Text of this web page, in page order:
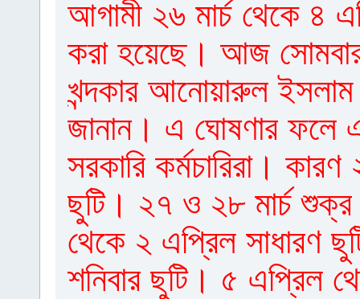
আগামী ২৬ মার্চ থেকে ৪
করা হয়েছে। আজ সোমবার
খন্দকার আনোয়ারুল
জানান। এ ঘোষণার ফলে
সরকারি কর্মচারিরা। কারণ
ছুটি। ২৭ ও ২৮ মার্চ শুক্র
থেকে ২ এপ্রিল
শনিবার ছুটি। ৫ এপ্রিল